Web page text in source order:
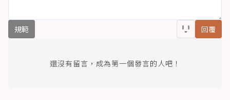
規範 回覆
還沒有留言，成為第一個發言的人吧！